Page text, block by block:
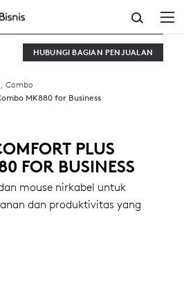
HUBUNGI BAGIAN PENJUALAN
Combo
MK880 for Business
PLUS
FOR BUSINESS
mouse nirkabel untuk
dan produktivitas yang